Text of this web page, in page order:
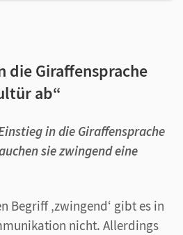
die Giraffensprache
ab“
in die Giraffensprache
sie zwingend eine
Begriff ‚zwingend‘ gibt es in
nicht. Allerdings